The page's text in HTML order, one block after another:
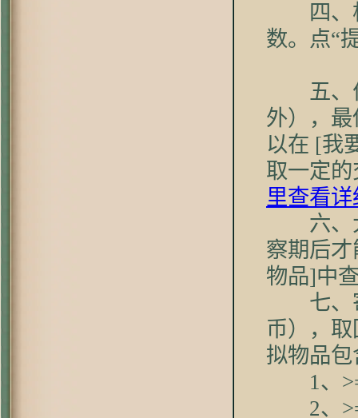
四
数。点“
五、
外），
以在 [我
取一定
里查看
六
察期后
物品]中
七、
币），
拟物品包
1、
2、